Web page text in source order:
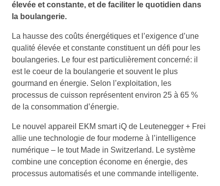
élevée et constante, et de faciliter le quotidien dans
la boulangerie.
La hausse des coûts énergétiques et l’exigence d’une
qualité élevée et constante constituent un défi pour les
boulangeries. Le four est particulièrement concerné: il
est le coeur de la boulangerie et souvent le plus
gourmand en énergie. Selon l’exploitation, les
processus de cuisson représentent environ 25 à 65 %
de la consommation d’énergie.
Le nouvel appareil EKM smart iQ de Leutenegger + Frei
allie une technologie de four moderne à l’intelligence
numérique – le tout Made in Switzerland. Le système
combine une conception économe en énergie, des
processus automatisés et une commande intelligente.